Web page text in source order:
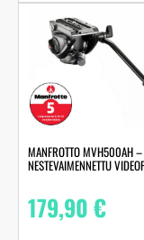
MANFROTTO MVH500AH –
NESTEVAIMENNETTU
179,90€